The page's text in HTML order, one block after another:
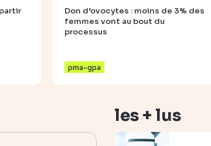
Don d’ovocytes : moins de 3% des
femmes vont au bout du
processus
pma-gpa
les + lus